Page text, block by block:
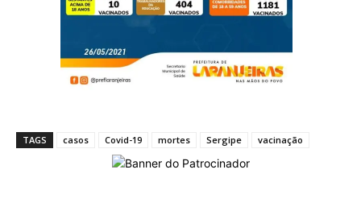
TAGS casos Covid-19 mortes Sergipe vacinação